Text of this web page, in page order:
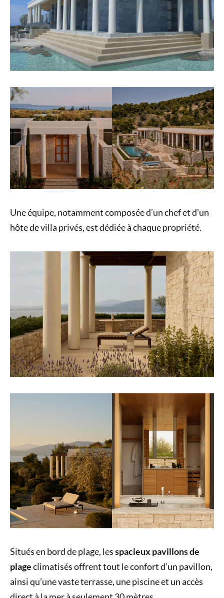
Une équipe, notamment composée d’un chef et d’un
hôte de villa privés, est dédiée à chaque propriété.
Situés en bord de plage, lesspacieux pavillons de
plageclimatisés offrent tout le confort d’un pavillon,
ainsi qu’une vaste terrasse, une piscine et un accès